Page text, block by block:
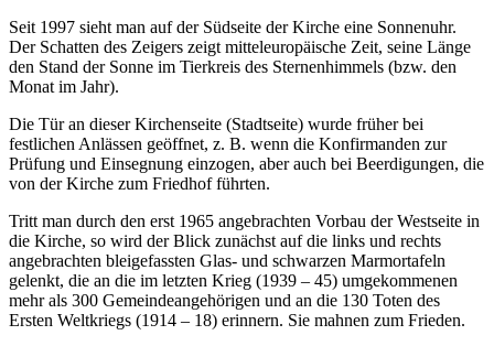
Seit 1997 sieht man auf der Südseite der Kirche eine Sonnenuhr.
Der Schatten des Zeigers zeigt mitteleuropäische Zeit, seine Länge
den Stand der Sonne im Tierkreis des Sternenhimmels (bzw. den
Monat im Jahr).
Die Tür an dieser Kirchenseite (Stadtseite) wurde früher bei
festlichen Anlässen geöffnet, z. B. wenn die Konfirmanden zur
Prüfung und Einsegnung einzogen, aber auch bei Beerdigungen, die
von der Kirche zum Friedhof führten.
Tritt man durch den erst 1965 angebrachten Vorbau der Westseite in
die Kirche, so wird der Blick zunächst auf die links und rechts
angebrachten bleigefassten Glas- und schwarzen Marmortafeln
gelenkt, die an die im letzten Krieg (1939 – 45) umgekommenen
mehr als 300 Gemeindeangehörigen und an die 130 Toten des
Ersten Weltkriegs (1914 – 18) erinnern. Sie mahnen zum Frieden.